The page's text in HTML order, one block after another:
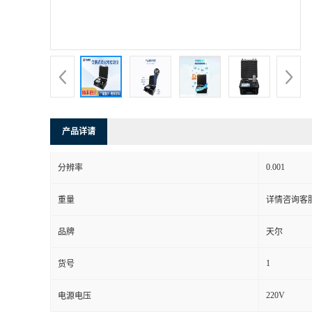
产品详请
分辨率 0.001
重量 详情咨询客
品牌 天尔
货号 1
电源电压 220V